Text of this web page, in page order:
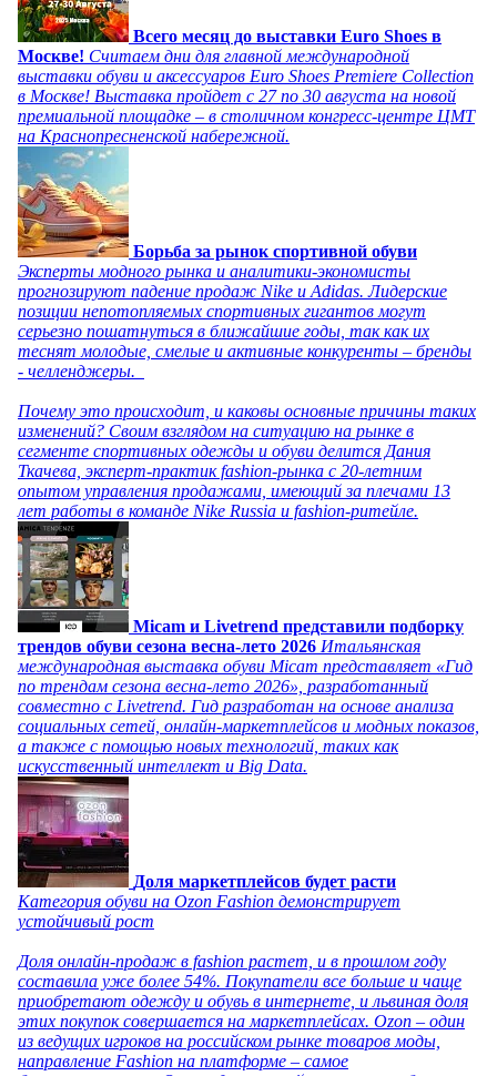
Всего месяц до выставки Euro Shoes в
Москве! Считаем дни для главной международной
выставки обуви и аксессуаров Euro Shoes Premiere Collection
в Москве! Выставка пройдет с 27 по 30 августа на новой
премиальной площадке – в столичном конгресс-центре ЦМТ
на Краснопресненской набережной.
Борьба за рынок спортивной обуви
Эксперты модного рынка и аналитики-экономисты
прогнозируют падение продаж Nike и Adidas. Лидерские
позиции непотопляемых спортивных гигантов могут
серьезно пошатнуться в ближайшие годы, так как их
теснят молодые, смелые и активные конкуренты – бренды
- челленджеры.
Почему это происходит, и каковы основные причины таких
изменений? Своим взглядом на ситуацию на рынке в
сегменте спортивных одежды и обуви делится Дания
Ткачева, эксперт-практик fashion-рынка с 20-летним
опытом управления продажами, имеющий за плечами 13
лет работы в команде Nike Russia и fashion-ритейле.
Micam и Livetrend представили подборку
трендов обуви сезона весна-лето 2026 Итальянская
международная выставка обуви Micam представляет «Гид
по трендам сезона весна-лето 2026», разработанный
совместно с Livetrend. Гид разработан на основе анализа
социальных сетей, онлайн-маркетплейсов и модных показов,
а также с помощью новых технологий, таких как
искусственный интеллект и Big Data.
Доля маркетплейсов будет расти
Категория обуви на Ozon Fashion демонстрирует
устойчивый рост
Доля онлайн-продаж в fashion растет, и в прошлом году
составила уже более 54%. Покупатели все больше и чаще
приобретают одежду и обувь в интернете, и львиная доля
этих покупок совершается на маркетплейсах. Ozon – один
из ведущих игроков на российском рынке товаров моды,
направление Fashion на платформе – самое